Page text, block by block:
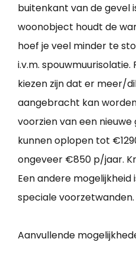
buitenkant van de gevel
woonobject houdt de
hoef je veel minder te
i.v.m.
kiezen zijn dat er meer/
aangebracht kan
voorzien van een
kunnen oplopen tot
ongeveer €850 p/jaar.
Een andere
speciale voorzetwanden.
Aanvullende